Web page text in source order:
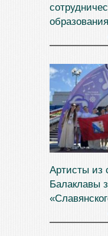
образования
Артисты из
Балаклавы